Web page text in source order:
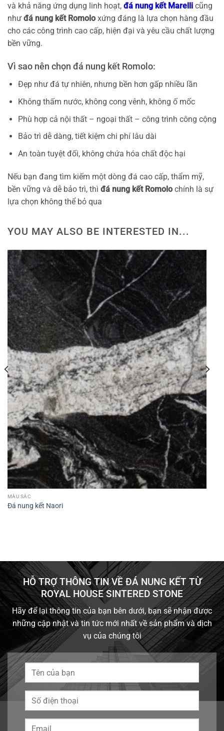
và khả năng ứng dụng linh hoạt, đá nung kết Marelli cũng
như đá nung kết Romolo xứng đáng là lựa chọn hàng đầu
cho các công trình cao cấp, hiện đại và yêu cầu chất lượng
bền vững.
Vì sao nên chọn đá nung kết Romolo:
Đẹp như đá tự nhiên, nhưng bền hơn gấp nhiều lần
Không thấm nước, không cong vênh, không ố mốc
Phù hợp cả nội thất – ngoại thất – công trình công cộng
Bảo trì dễ dàng, tiết kiệm chi phí lâu dài
An toàn tuyệt đối, không chứa hóa chất độc hại
Nếu bạn đang tìm kiếm một dòng đá cao cấp, thẩm mỹ,
bền vững và dễ bảo trì, thì đá nung kết Romolo chính là sự
lựa chọn không thể bỏ qua
YOU MAY ALSO BE INTERESTED IN...
MÀU SẮC
Đá nung kết Naori
HỖ TRỢ THÔNG TIN VỀ ĐÁ NUNG KẾT TỪ
ROYAL HOUSE SINTERED STONE
Hãy để lại thông tin của bạn bên dưới, bạn sẽ nhận được
những cập nhật và tin tức mới nhất về sản phẩm và dịch
vụ của chúng tôi